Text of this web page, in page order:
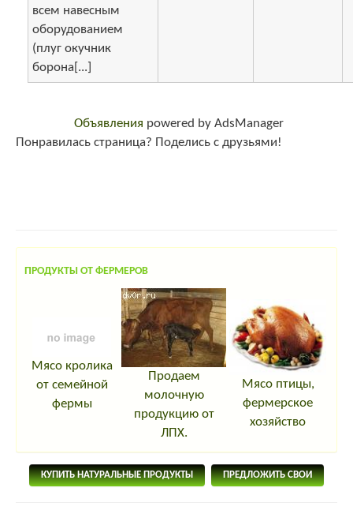
всем навесным
оборудованием
(плуг окучник
борона[...]
Объявления powered by AdsManager
Понравилась страница? Поделись с друзьями!
ПРОДУКТЫ ОТ ФЕРМЕРОВ
Мясо кролика
от семейной
фермы
Продаем
молочную
продукцию от
ЛПХ.
Мясо птицы,
фермерское
хозяйство
КУПИТЬ НАТУРАЛЬНЫЕ ПРОДУКТЫ ПРЕДЛОЖИТЬ СВОИ